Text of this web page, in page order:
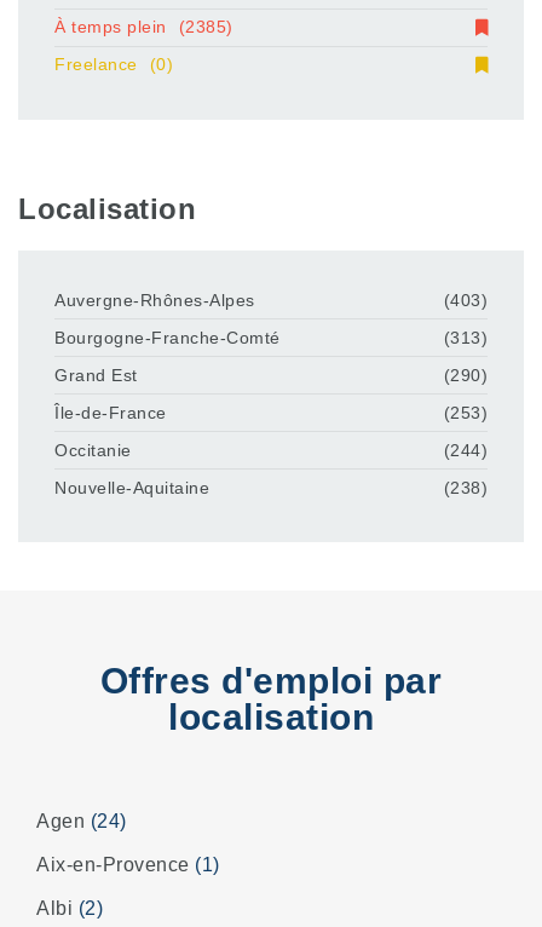
À temps plein
(2385)
Freelance
(0)
Localisation
Auvergne-Rhônes-Alpes
(403)
Bourgogne-Franche-Comté
(313)
Grand Est
(290)
Île-de-France
(253)
Occitanie
(244)
Nouvelle-Aquitaine
(238)
Offres d'emploi par
localisation
Agen (24)
Aix-en-Provence (1)
Albi (2)